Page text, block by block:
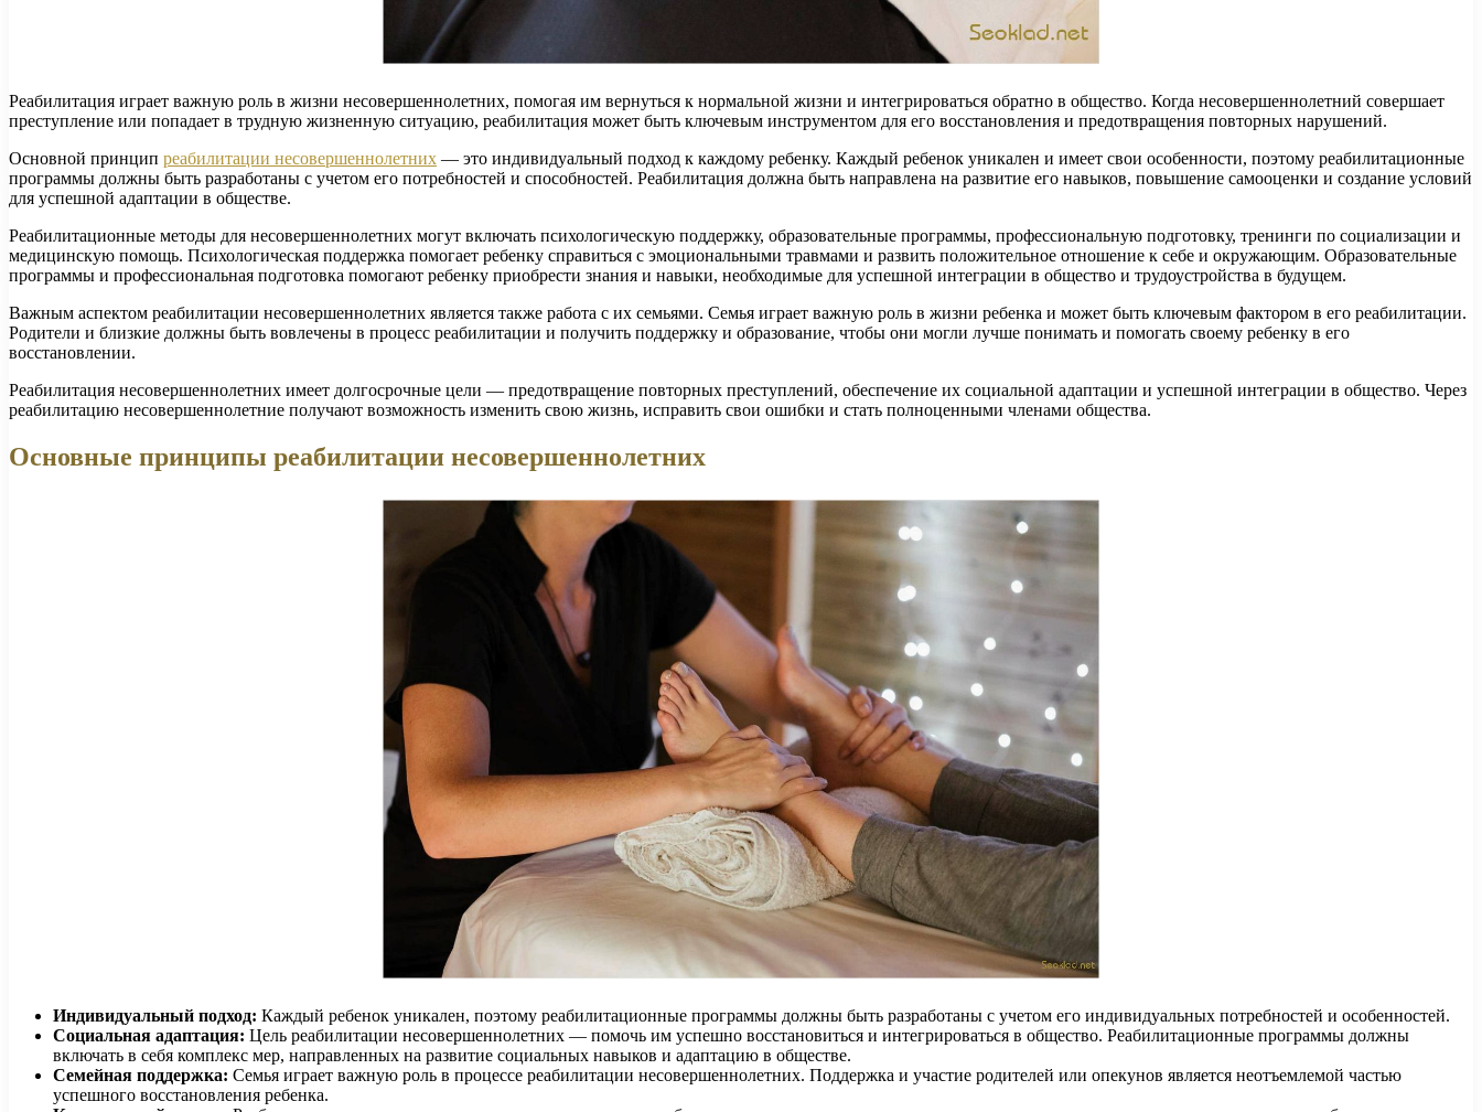
Реабилитация играет важную роль в жизни несовершеннолетних, помогая им вернуться к нормальной жизни и интегрироваться обратно в общество. Когда несовершеннолетний совершает
преступление или попадает в трудную жизненную ситуацию, реабилитация может быть ключевым инструментом для его восстановления и предотвращения повторных нарушений.
Основной принцип реабилитации несовершеннолетних — это индивидуальный подход к каждому ребенку. Каждый ребенок уникален и имеет свои особенности, поэтому реабилитационные
программы должны быть разработаны с учетом его потребностей и способностей. Реабилитация должна быть направлена на развитие его навыков, повышение самооценки и создание условий
для успешной адаптации в обществе.
Реабилитационные методы для несовершеннолетних могут включать психологическую поддержку, образовательные программы, профессиональную подготовку, тренинги по социализации и
медицинскую помощь. Психологическая поддержка помогает ребенку справиться с эмоциональными травмами и развить положительное отношение к себе и окружающим. Образовательные
программы и профессиональная подготовка помогают ребенку приобрести знания и навыки, необходимые для успешной интеграции в общество и трудоустройства в будущем.
Важным аспектом реабилитации несовершеннолетних является также работа с их семьями. Семья играет важную роль в жизни ребенка и может быть ключевым фактором в его реабилитации.
Родители и близкие должны быть вовлечены в процесс реабилитации и получить поддержку и образование, чтобы они могли лучше понимать и помогать своему ребенку в его
восстановлении.
Реабилитация несовершеннолетних имеет долгосрочные цели — предотвращение повторных преступлений, обеспечение их социальной адаптации и успешной интеграции в общество. Через
реабилитацию несовершеннолетние получают возможность изменить свою жизнь, исправить свои ошибки и стать полноценными членами общества.
Основные принципы реабилитации несовершеннолетних
Индивидуальный подход: Каждый ребенок уникален, поэтому реабилитационные программы должны быть разработаны с учетом его индивидуальных потребностей и особенностей.
Социальная адаптация: Цель реабилитации несовершеннолетних — помочь им успешно восстановиться и интегрироваться в общество. Реабилитационные программы должны
включать в себя комплекс мер, направленных на развитие социальных навыков и адаптацию в обществе.
Семейная поддержка: Семья играет важную роль в процессе реабилитации несовершеннолетних. Поддержка и участие родителей или опекунов является неотъемлемой частью
успешного восстановления ребенка.